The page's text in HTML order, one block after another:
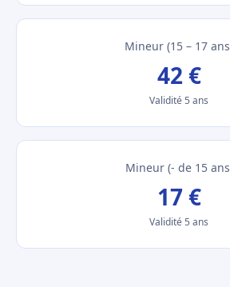
Mineur (15 – 17
42 €
Validité 5 ans
Mineur (- de 15
17 €
Validité 5 ans